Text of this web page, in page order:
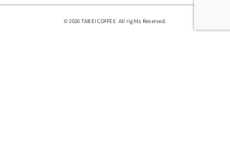
© 2026 TABEI COFFEE All rights Reserved.